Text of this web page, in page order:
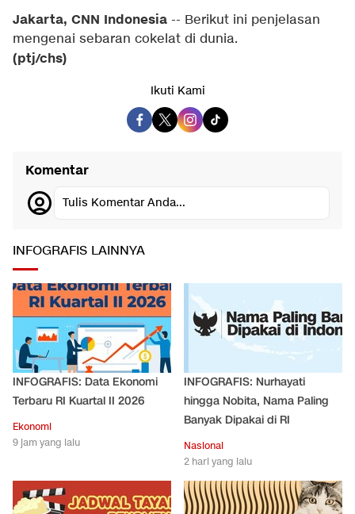
Jakarta, CNN Indonesia -- Berikut ini penjelasan
mengenai sebaran cokelat di dunia.
(ptj/chs)
Ikuti Kami
Komentar
Tulis Komentar Anda...
INFOGRAFIS LAINNYA
INFOGRAFIS: Data Ekonomi
Terbaru RI Kuartal II 2026
Ekonomi
9 jam yang lalu
INFOGRAFIS: Nurhayati
hingga Nobita, Nama Paling
Banyak Dipakai di RI
Nasional
2 hari yang lalu